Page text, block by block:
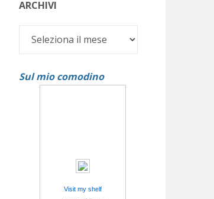
ARCHIVI
Archivi
Sul mio comodino
Visit my shelf